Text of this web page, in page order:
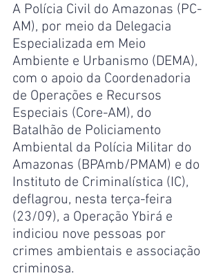
A Polícia Civil do Amazonas (PC-
AM), por meio da Delegacia
Especializada em Meio
Ambiente e Urbanismo (DEMA),
com o apoio da Coordenadoria
de Operações e Recursos
Especiais (Core-AM), do
Batalhão de Policiamento
Ambiental da Polícia Militar do
Amazonas (BPAmb/PMAM) e do
Instituto de Criminalística (IC),
deflagrou, nesta terça-feira
(23/09), a Operação Ybirá e
indiciou nove pessoas por
crimes ambientais e associação
criminosa.